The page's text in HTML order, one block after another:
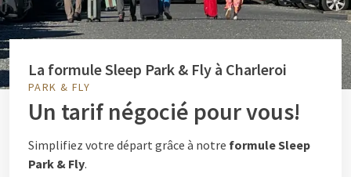
La formule Sleep Park & Fly à Charleroi
PARK & FLY
Un tarif négocié pour vous!
Simplifiez votre départ grâce à notre formule Sleep
Park & Fly.